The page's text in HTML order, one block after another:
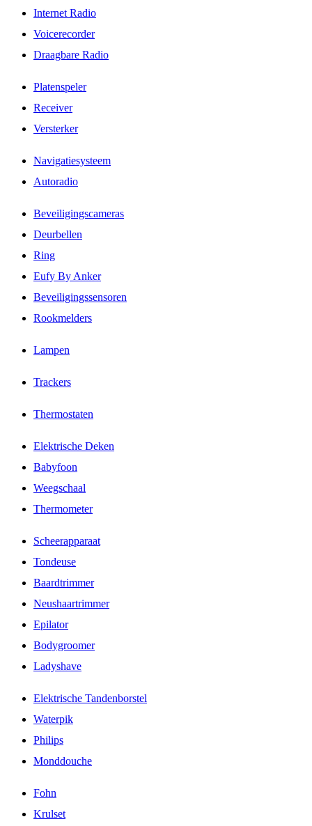
Internet Radio
Voicerecorder
Draagbare Radio
Platenspeler
Receiver
Versterker
Navigatiesysteem
Autoradio
Beveiligingscameras
Deurbellen
Ring
Eufy By Anker
Beveiligingssensoren
Rookmelders
Lampen
Trackers
Thermostaten
Elektrische Deken
Babyfoon
Weegschaal
Thermometer
Scheerapparaat
Tondeuse
Baardtrimmer
Neushaartrimmer
Epilator
Bodygroomer
Ladyshave
Elektrische Tandenborstel
Waterpik
Philips
Monddouche
Fohn
Krulset